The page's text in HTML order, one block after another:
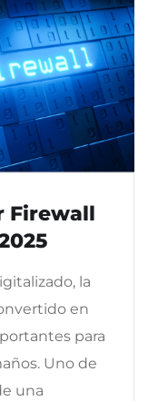
Firewall
la
en
para
Uno de
una